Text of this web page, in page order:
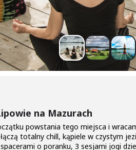
na Mazurach
powstania tego miejsca i
totalny chill, kąpiele w czystym
o poranku, 3 sesjami jogi